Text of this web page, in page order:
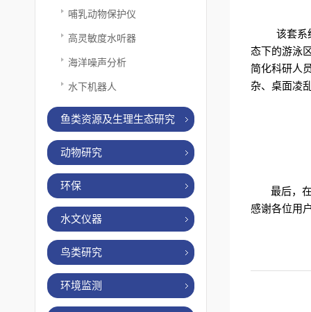
哺乳动物保护仪
高灵敏度水听器
海洋噪声分析
水下机器人
鱼类资源及生理生态研究
动物研究
环保
水文仪器
鸟类研究
环境监测
该套系
态下的游泳
简化科研人
杂、桌面凌
最后，
感谢各位用